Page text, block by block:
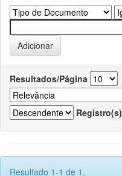
Resultados/Página
Registro(s)
Resultado 1-1 de 1.